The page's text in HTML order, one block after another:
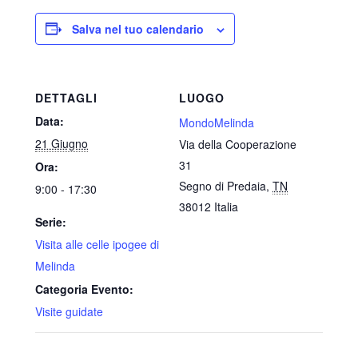
Salva nel tuo calendario
DETTAGLI
Data:
21 Giugno
Ora:
9:00 - 17:30
Serie:
Visita alle celle ipogee di
Melinda
Categoria Evento:
Visite guidate
LUOGO
MondoMelinda
Via della Cooperazione
31
Segno di Predaia, TN
38012 Italia